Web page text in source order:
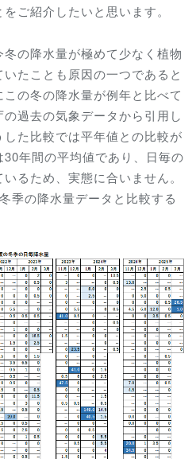
ご紹介したいと思います。
の降水量が極めて少なく植物
たことも原因の一つであると
の冬の降水量が例年と比べて
過去の気象データから引用し
た比較では平年値との比較が
年間の平均値であり、日毎の
るため、実態に合いません。
季の降水量データと比較する